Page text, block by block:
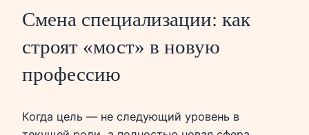
Смена специализации: как
строят «мост» в новую
профессию
Когда цель — не следующий уровень в